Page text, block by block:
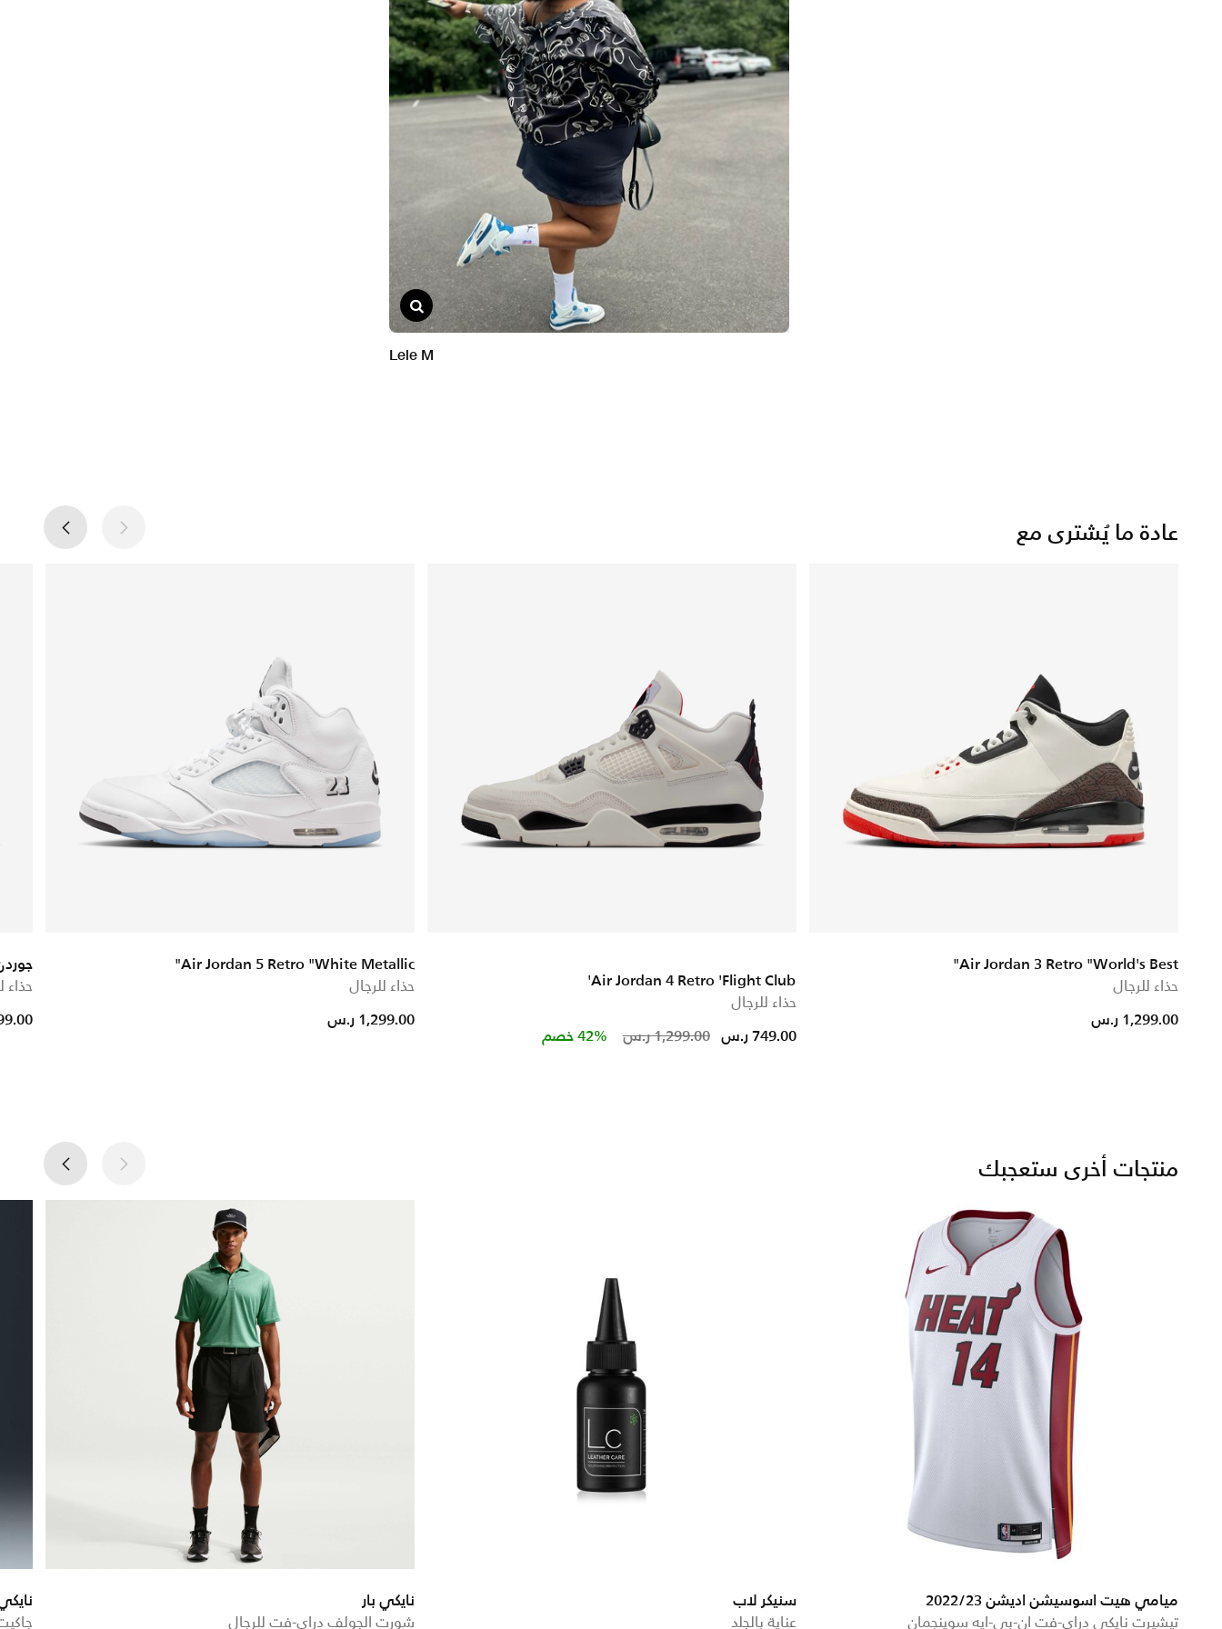
عادة ما يُشترى مع
Air Jordan 3 Retro "World's Best"
حذاء للرجال
1,299.00 ر.س
Air Jordan 4 Retro 'Flight Club'
حذاء للرجال
Price reduced from1,299.00 ر.س to 749.00 ر.س 42% خصم
Air Jordan 5 Retro "White Metallic"
حذاء للرجال
1,299.00 ر.س
حذاء
منتجات أخرى ستعجبك
ميامي هيت اسوسيشن اديشن 2022/23
تيشيرت نايكي دراي-فت ان-بي-ايه سوينجمان
سنيكر لاب
عناية بالجلد
نايكي بار
شورت الجولف دراي-فت للرجال